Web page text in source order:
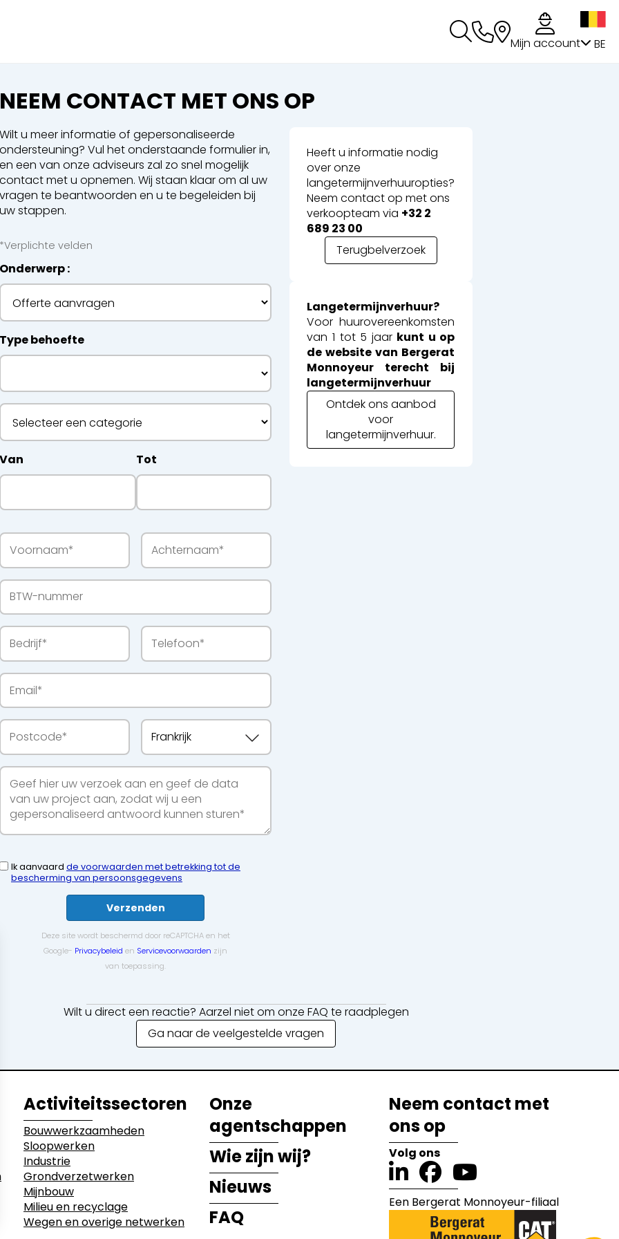
Mijn account BE
NEEM CONTACT MET ONS OP
Wilt u meer informatie of gepersonaliseerde
ondersteuning? Vul het onderstaande formulier in,
en een van onze adviseurs zal zo snel mogelijk
contact met u opnemen. Wij staan klaar om al uw
vragen te beantwoorden en u te begeleiden bij
uw stappen.
Heeft u informatie nodig
over onze
langetermijnverhuuropties?
Neem contact op met ons
verkoopteam via +32 2
689 23 00
Terugbelverzoek
Langetermijnverhuur?
Voor huurovereenkomsten
van 1 tot 5 jaar kunt u op
de website van Bergerat
Monnoyeur terecht bij
langetermijnverhuur
Ontdek ons aanbod
voor
langetermijnverhuur.
*Verplichte velden
Onderwerp
Type behoefte
Van Tot
Ik aanvaard de voorwaarden met betrekking tot de
bescherming van persoonsgegevens
Verzenden
Deze site wordt beschermd door reCAPTCHA en het
Google- Privacybeleid en Servicevoorwaarden zijn
van toepassing.
Wilt u direct een reactie? Aarzel niet om onze FAQ te raadplegen
Ga naar de veelgestelde vragen
Activiteitssectoren
Bouwwerkzaamheden
Sloopwerken
Industrie
Grondverzetwerken
Mijnbouw
Milieu en recyclage
Wegen en overige netwerken
Onze
agentschappen
Wie zijn wij?
Nieuws
FAQ
Neem contact met
ons op
Volg ons
Een Bergerat Monnoyeur-filiaal